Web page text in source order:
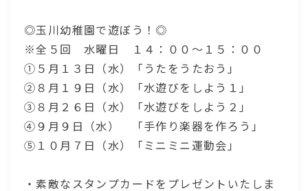
◎玉川幼稚園で遊ぼう！◎
※全５回 水曜日 １４：００～１５：００
①５月１３日（水）「うたをうたおう」
②８月１９日（水）「水遊びをしよう１」
③８月２６日（水）「水遊びをしよう２」
④９月９日（水） 「手作り楽器を作ろう」
⑤１０月７日（水）「ミニミニ運動会」
・素敵なスタンプカードをプレゼントいたしま